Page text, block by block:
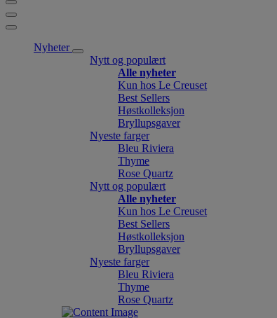
Nyheter
Nytt og populært
Alle nyheter
Kun hos Le Creuset
Best Sellers
Høstkolleksjon
Bryllupsgaver
Nyeste farger
Bleu Riviera
Thyme
Rose Quartz
Nytt og populært
Alle nyheter
Kun hos Le Creuset
Best Sellers
Høstkolleksjon
Bryllupsgaver
Nyeste farger
Bleu Riviera
Thyme
Rose Quartz